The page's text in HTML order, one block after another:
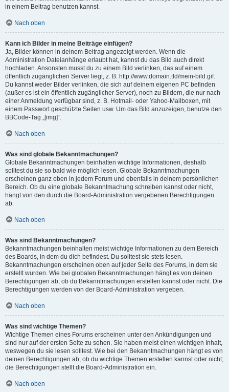
in einem Beitrag benutzen kannst.
Nach oben
Kann ich Bilder in meine Beiträge einfügen?
Ja, Bilder können in deinem Beitrag angezeigt werden. Wenn die
Administration Dateianhänge erlaubt hat, kannst du das Bild auch direkt
hochladen. Ansonsten musst du zu einem Bild verlinken, das auf einem
öffentlich zugänglichen Server liegt, z. B. http://www.domain.tld/mein-bild.gif.
Du kannst weder Bilder verlinken, die sich auf deinem eigenen PC befinden
(außer es ist ein öffentlich zugänglicher Server), noch zu Bildern, die nur nach
einer Anmeldung verfügbar sind, z. B. Hotmail- oder Yahoo-Mailboxen, mit
einem Passwort geschützte Seiten usw. Um das Bild anzuzeigen, benutze den
BBCode-Tag „[img]“.
Nach oben
Was sind globale Bekanntmachungen?
Globale Bekanntmachungen beinhalten wichtige Informationen, deshalb
solltest du sie so bald wie möglich lesen. Globale Bekanntmachungen
erscheinen ganz oben in jedem Forum und ebenfalls in deinem persönlichen
Bereich. Ob du eine globale Bekanntmachung schreiben kannst oder nicht,
hängt von den durch die Board-Administration vergebenen Berechtigungen
ab.
Nach oben
Was sind Bekanntmachungen?
Bekanntmachungen beinhalten meist wichtige Informationen zu dem Bereich
des Boards, in dem du dich befindest. Du solltest sie stets lesen.
Bekanntmachungen erscheinen oben auf jeder Seite des Forums, in dem sie
erstellt wurden. Wie bei globalen Bekanntmachungen hängt es von deinen
Berechtigungen ab, ob du Bekanntmachungen erstellen kannst oder nicht. Die
Berechtigungen werden von der Board-Administration vergeben.
Nach oben
Was sind wichtige Themen?
Wichtige Themen eines Forums erscheinen unter den Ankündigungen und
sind nur auf der ersten Seite zu sehen. Sie haben meist einen wichtigen Inhalt,
weswegen du sie lesen solltest. Wie bei den Bekanntmachungen hängt es von
deinen Berechtigungen ab, ob du wichtige Themen erstellen kannst oder nicht;
die Berechtigungen stellt die Board-Administration ein.
Nach oben